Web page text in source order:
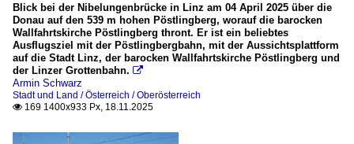
Blick bei der Nibelungenbrücke in Linz am 04 April 2025 über die
Donau auf den 539 m hohen Pöstlingberg, worauf die barocken
Wallfahrtskirche Pöstlingberg thront. Er ist ein beliebtes
Ausflugsziel mit der Pöstlingbergbahn, mit der Aussichtsplattform
auf die Stadt Linz, der barocken Wallfahrtskirche Pöstlingberg und
der Linzer Grottenbahn. 
Armin Schwarz
Stadt und Land / Österreich / Oberösterreich
 169 1400x933 Px, 18.11.2025